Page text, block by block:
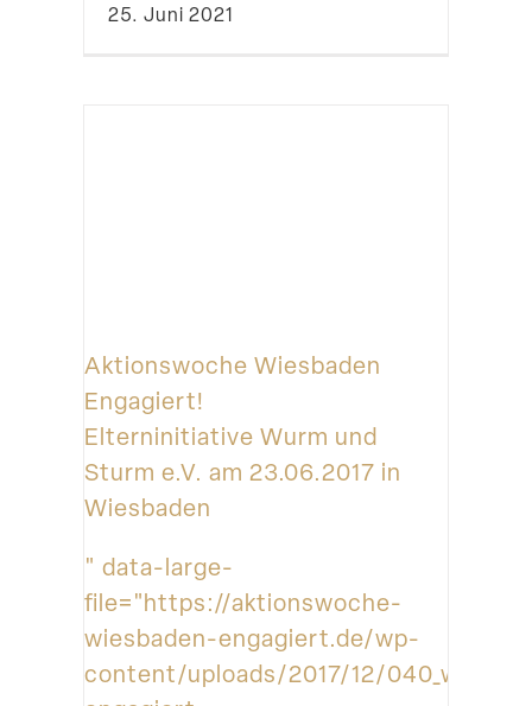
25. Juni 2021
Aktionswoche Wiesbaden
Engagiert!
Elterninitiative Wurm und
Sturm e.V. am 23.06.2017 in
Wiesbaden
" data-large-
file="https://aktionswoche-
wiesbaden-engagiert.de/wp-
content/uploads/2017/12/